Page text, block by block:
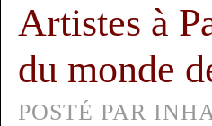
Artistes à
du monde
POSTÉ PAR